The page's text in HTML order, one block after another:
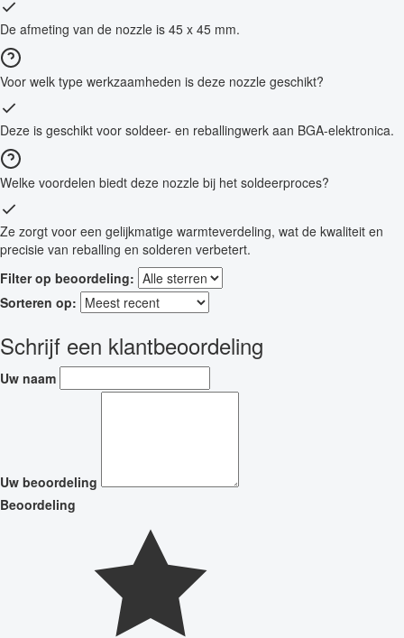
De afmeting van de nozzle is 45 x 45 mm.
Voor welk type werkzaamheden is deze nozzle geschikt?
Deze is geschikt voor soldeer- en reballingwerk aan BGA-elektronica.
Welke voordelen biedt deze nozzle bij het soldeerproces?
Ze zorgt voor een gelijkmatige warmteverdeling, wat de kwaliteit en
precisie van reballing en solderen verbetert.
Filter op beoordeling:
Sorteren op:
Schrijf een klantbeoordeling
Uw naam
Uw beoordeling
Beoordeling